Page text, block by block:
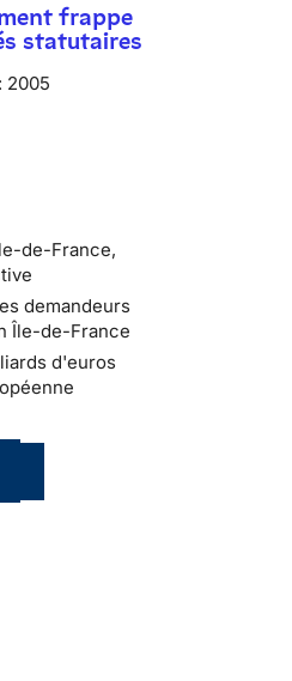
frappe
statutaires
2005
de-France,
demandeurs
Île-de-France
d'euros